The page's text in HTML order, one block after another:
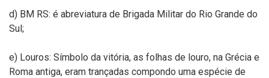
d) BM RS: é abreviatura de Brigada Militar do Rio Grande do
Sul;
e) Louros: Símbolo da vitória, as folhas de louro, na Grécia e
Roma antiga, eram trançadas compondo uma espécie de